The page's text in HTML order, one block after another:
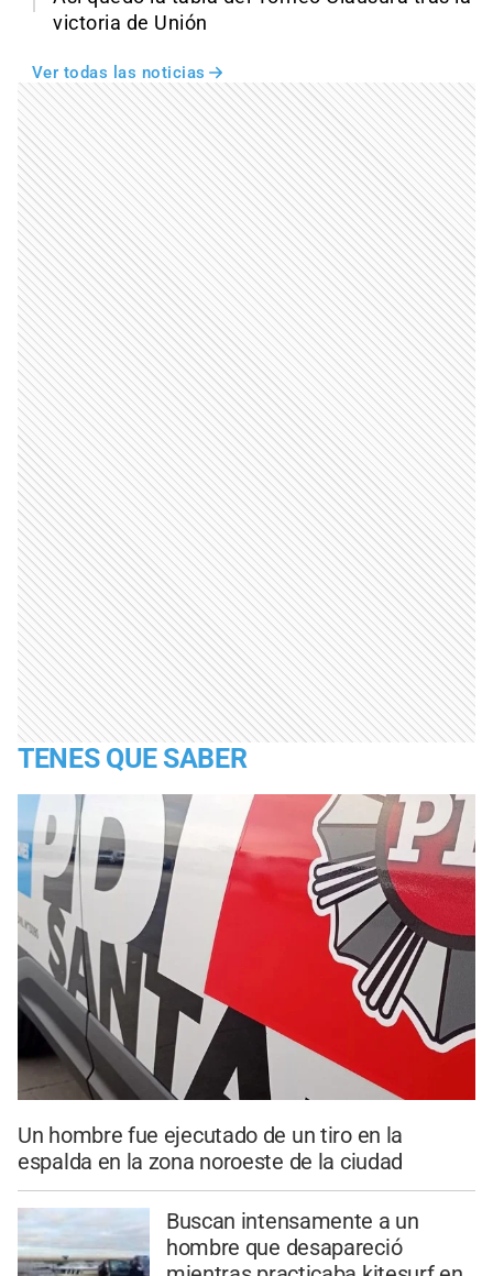
victoria de Unión
Ver todas las noticias
TENES QUE SABER
Un hombre fue ejecutado de un tiro en la
espalda en la zona noroeste de la ciudad
Buscan intensamente a un
hombre que desapareció